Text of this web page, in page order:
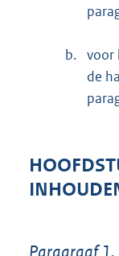
b. voor
de
Paragraaf 1.